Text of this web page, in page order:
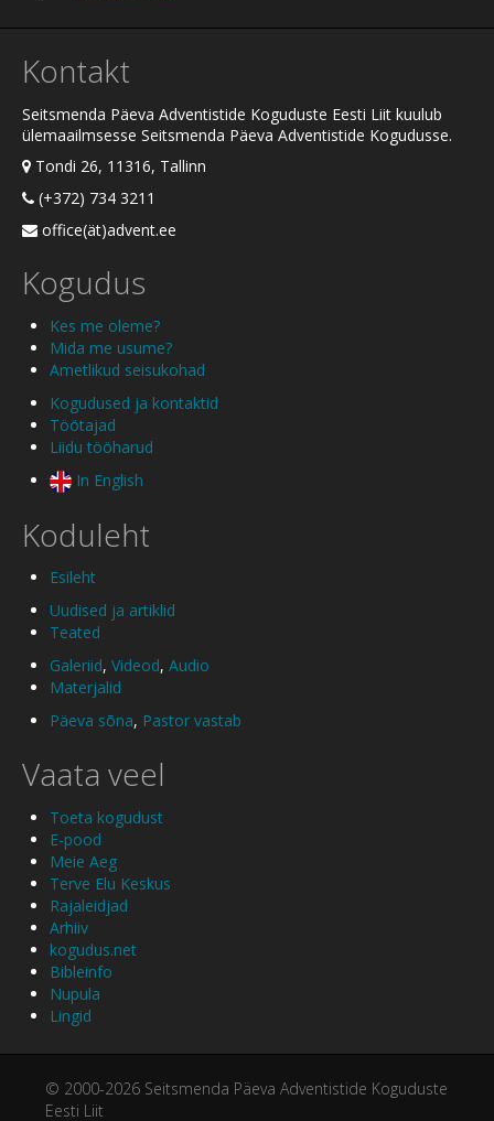
Kontakt
Seitsmenda Päeva Adventistide Koguduste Eesti Liit kuulub
ülemaailmsesse Seitsmenda Päeva Adventistide Kogudusse.
Tondi 26, 11316, Tallinn
(+372) 734 3211
office(ät)advent.ee
Kogudus
Kes me oleme?
Mida me usume?
Ametlikud seisukohad
Kogudused ja kontaktid
Töötajad
Liidu tööharud
In English
Koduleht
Esileht
Uudised ja artiklid
Teated
Galeriid, Videod, Audio
Materjalid
Päeva sõna, Pastor vastab
Vaata veel
Toeta kogudust
E-pood
Meie Aeg
Terve Elu Keskus
Rajaleidjad
Arhiiv
kogudus.net
Bibleinfo
Nupula
Lingid
© 2000-2026 Seitsmenda Päeva Adventistide Koguduste
Eesti Liit